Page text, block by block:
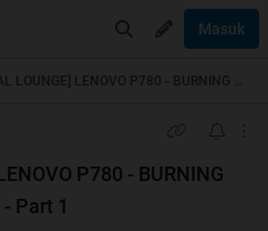
Masuk
P780 - BURNING
- Part 1